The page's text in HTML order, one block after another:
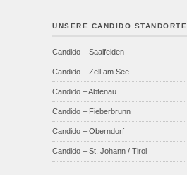
UNSERE CANDIDO STANDORTE.
Candido – Saalfelden
Candido – Zell am See
Candido – Abtenau
Candido – Fieberbrunn
Candido – Oberndorf
Candido – St. Johann / Tirol